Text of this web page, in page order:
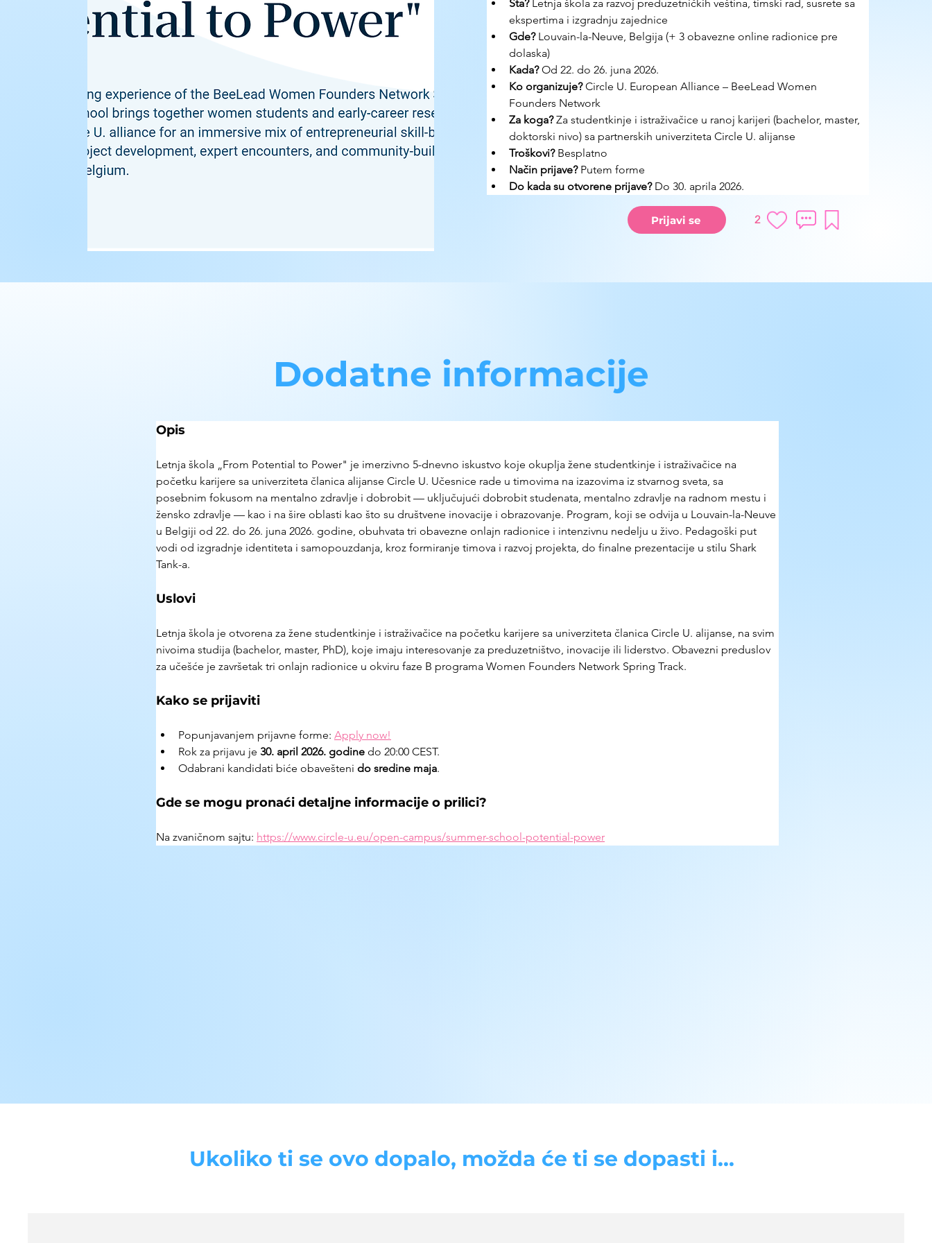
Šta? Letnja škola za razvoj preduzetničkih veština, timski rad, susrete sa
ekspertima i izgradnju zajednice
Gde? Louvain-la-Neuve, Belgija (+ 3 obavezne online radionice pre
dolaska)
Kada? Od 22. do 26. juna 2026.
Ko organizuje? Circle U. European Alliance – BeeLead Women
Founders Network
Za koga? Za studentkinje i istraživačice u ranoj karijeri (bachelor, master,
doktorski nivo) sa partnerskih univerziteta Circle U. alijanse
Troškovi? Besplatno
Način prijave? Putem forme
Do kada su otvorene prijave? Do 30. aprila 2026.
Prijavi se 2
Dodatne informacije
Opis
Letnja škola „From Potential to Power" je imerzivno 5-dnevno iskustvo koje okuplja žene studentkinje i istraživačice na
početku karijere sa univerziteta članica alijanse Circle U. Učesnice rade u timovima na izazovima iz stvarnog sveta, sa
posebnim fokusom na mentalno zdravlje i dobrobit — uključujući dobrobit studenata, mentalno zdravlje na radnom mestu i
žensko zdravlje — kao i na šire oblasti kao što su društvene inovacije i obrazovanje. Program, koji se odvija u Louvain-la-Neuve
u Belgiji od 22. do 26. juna 2026. godine, obuhvata tri obavezne onlajn radionice i intenzivnu nedelju u živo. Pedagoški put
vodi od izgradnje identiteta i samopouzdanja, kroz formiranje timova i razvoj projekta, do finalne prezentacije u stilu Shark
Tank-a.
Uslovi
Letnja škola je otvorena za žene studentkinje i istraživačice na početku karijere sa univerziteta članica Circle U. alijanse, na svim
nivoima studija (bachelor, master, PhD), koje imaju interesovanje za preduzetništvo, inovacije ili liderstvo. Obavezni preduslov
za učešće je završetak tri onlajn radionice u okviru faze B programa Women Founders Network Spring Track.
Kako se prijaviti
Popunjavanjem prijavne forme: Apply now!
Rok za prijavu je 30. april 2026. godine do 20:00 CEST.
Odabrani kandidati biće obavešteni do sredine maja.
Gde se mogu pronaći detaljne informacije o prilici?
Na zvaničnom sajtu: https://www.circle-u.eu/open-campus/summer-school-potential-power
Ukoliko ti se ovo dopalo, možda će ti se dopasti i...